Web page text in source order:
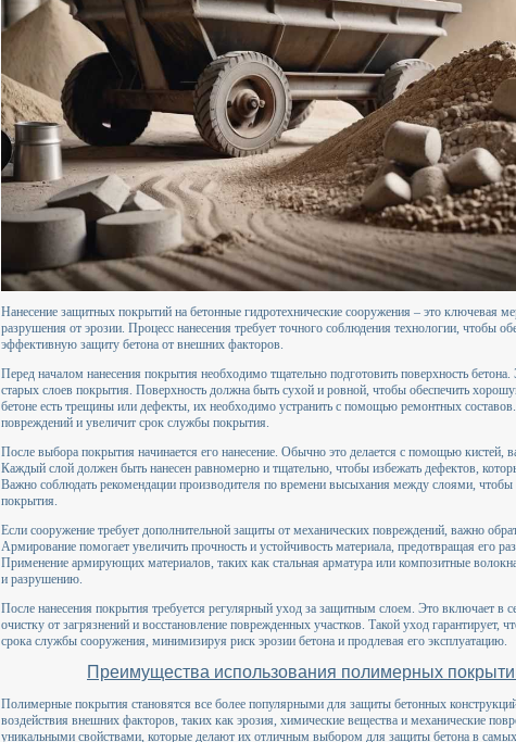
Нанесение защитных покрытий на бетонные гидротехнические сооружения – это ключевая
разрушения от эрозии. Процесс нанесения требует точного соблюдения технологии, чтобы
эффективную защиту бетона от внешних факторов.
Перед началом нанесения покрытия необходимо тщательно подготовить поверхность
старых слоев покрытия. Поверхность должна быть сухой и ровной, чтобы обеспечить
бетоне есть трещины или дефекты, их необходимо устранить с помощью ремонтных
повреждений и увеличит срок службы покрытия.
После выбора покрытия начинается его нанесение. Обычно это делается с помощью кистей,
Каждый слой должен быть нанесен равномерно и тщательно, чтобы избежать дефектов,
Важно соблюдать рекомендации производителя по времени высыхания между слоями, чтобы
покрытия.
Если сооружение требует дополнительной защиты от механических повреждений, важно
Армирование помогает увеличить прочность и устойчивость материала, предотвращая его
Применение армирующих материалов, таких как стальная арматура или композитные
и разрушению.
После нанесения покрытия требуется регулярный уход за защитным слоем. Это включает в
очистку от загрязнений и восстановление поврежденных участков. Такой уход гарантирует,
срока службы сооружения, минимизируя риск эрозии бетона и продлевая его эксплуатацию.
Преимущества использования полимерных
Полимерные покрытия становятся все более популярными для защиты бетонных
воздействия внешних факторов, таких как эрозия, химические вещества и механические
уникальными свойствами, которые делают их отличным выбором для защиты бетона в